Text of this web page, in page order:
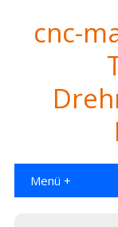
cnc-
Menü +